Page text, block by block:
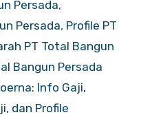
Persada,
Persada, Profile PT
PT Total Bangun
Bangun Persada
Info Gaji,
dan Profile